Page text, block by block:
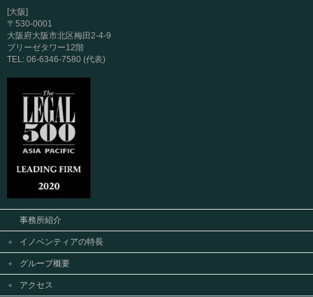
[大阪]
〒530-0001
大阪府大阪市北区梅田2-4-9
ブリーゼタワー12階
TEL: 06-6346-7580 (代表)
事務所紹介
イノベンティアの特長
グループ概要
アクセス